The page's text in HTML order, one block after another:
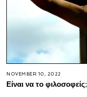
NOVEMBER 10, 2022
Είναι να το φιλοσοφείς;